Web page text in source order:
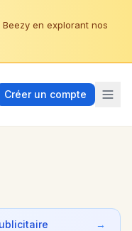
en explorant nos
Créer un compte
→